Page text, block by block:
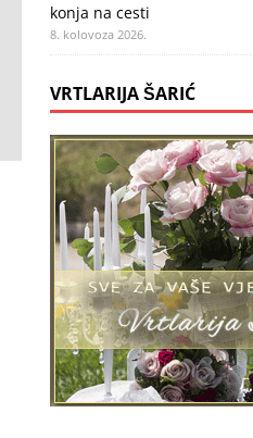
konja na cesti
8. kolovoza 2026.
VRTLARIJA ŠARIĆ